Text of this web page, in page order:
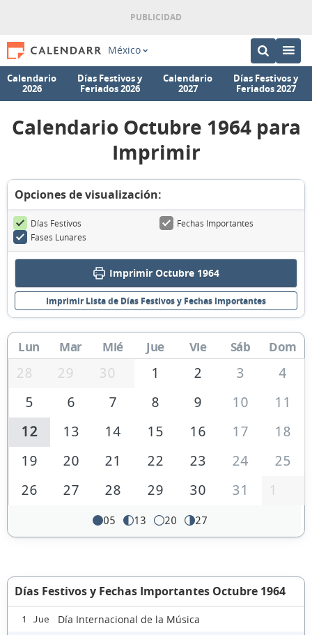
México
Calendario
2026
Días Festivos y
Feriados 2026
Calendario
2027
Días Festivos y
Feriados 2027
Calendario Octubre 1964 para
Imprimir
Opciones de visualización:
Días Festivos
Fechas Importantes
Fases Lunares
Imprimir Octubre 1964
Imprimir Lista de Días Festivos y Fechas Importantes
Lun Mar Mié Jue Vie Sáb Dom
28 29 30 1 2 3
4
5
6 7 8 9 10
11
12
13 14 15 16 17
18
19
20 21 22 23 24
25
26
27 28 29 30 31 1
05 13 20 27
Días Festivos y Fechas Importantes Octubre 1964
1 Jue Día Internacional de la Música